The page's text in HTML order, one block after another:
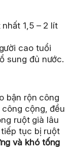
1,5 – 2 lít
cao tuổi
sung đủ nước.
bận rộn công
cộng, đều
ruột già lâu
tục bị ruột
và khó tống